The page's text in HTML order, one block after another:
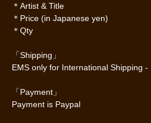
＊Artist & Title
＊Price (in Japanese yen)
＊Qty
「Shipping」
EMS only for International Shipping -
「Payment」
Payment is Paypal